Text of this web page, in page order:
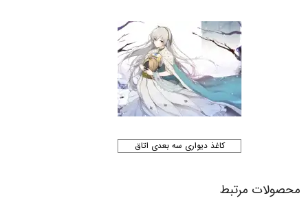
کاغذ دیواری سه بعدی اتاق
محصولات مرتبط